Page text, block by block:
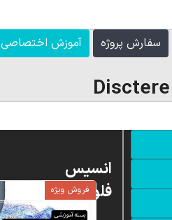
آموزش اختصاصی سفارش پروژه
فروش ویژه
انسیس
فلوئنت